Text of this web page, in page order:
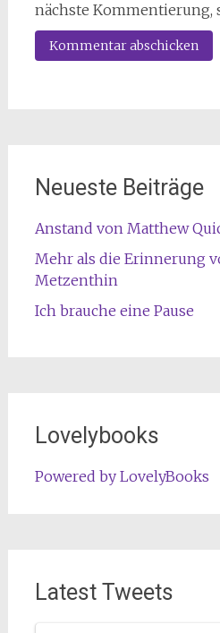
nächste Kommentierung,
Neueste Beiträge
Anstand von Matthew
Mehr als die Erinnerung
Metzenthin
Ich brauche eine Pause
Lovelybooks
Powered by LovelyBooks
Latest Tweets